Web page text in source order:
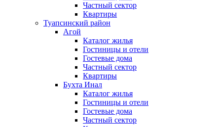
Частный сектор
Квартиры
Туапсинский район
Агой
Каталог жилья
Гостиницы и отели
Гостевые дома
Частный сектор
Квартиры
Бухта Инал
Каталог жилья
Гостиницы и отели
Гостевые дома
Частный сектор